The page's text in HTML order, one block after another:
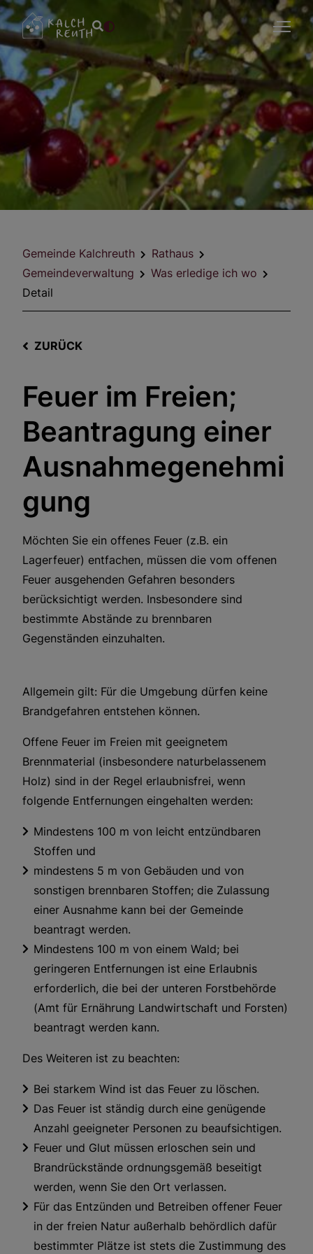
Gemeinde Kalchreuth
Rathaus
Gemeindeverwaltung
Was erledige ich wo
Detail
ZURÜCK
Feuer im Freien;
Beantragung einer
Ausnahmegenehmi
gung
Möchten Sie ein offenes Feuer (z.B. ein
Lagerfeuer) entfachen, müssen die vom offenen
Feuer ausgehenden Gefahren besonders
berücksichtigt werden. Insbesondere sind
bestimmte Abstände zu brennbaren
Gegenständen einzuhalten.
Allgemein gilt: Für die Umgebung dürfen keine
Brandgefahren entstehen können.
Offene Feuer im Freien mit geeignetem
Brennmaterial (insbesondere naturbelassenem
Holz) sind in der Regel erlaubnisfrei, wenn
folgende Entfernungen eingehalten werden:
Mindestens 100 m von leicht entzündbaren
Stoffen und
mindestens 5 m von Gebäuden und von
sonstigen brennbaren Stoffen; die Zulassung
einer Ausnahme kann bei der Gemeinde
beantragt werden.
Mindestens 100 m von einem Wald; bei
geringeren Entfernungen ist eine Erlaubnis
erforderlich, die bei der unteren Forstbehörde
(Amt für Ernährung Landwirtschaft und Forsten)
beantragt werden kann.
Des Weiteren ist zu beachten:
Bei starkem Wind ist das Feuer zu löschen.
Das Feuer ist ständig durch eine genügende
Anzahl geeigneter Personen zu beaufsichtigen.
Feuer und Glut müssen erloschen sein und
Brandrückstände ordnungsgemäß beseitigt
werden, wenn Sie den Ort verlassen.
Für das Entzünden und Betreiben offener Feuer
in der freien Natur außerhalb behördlich dafür
bestimmter Plätze ist stets die Zustimmung des